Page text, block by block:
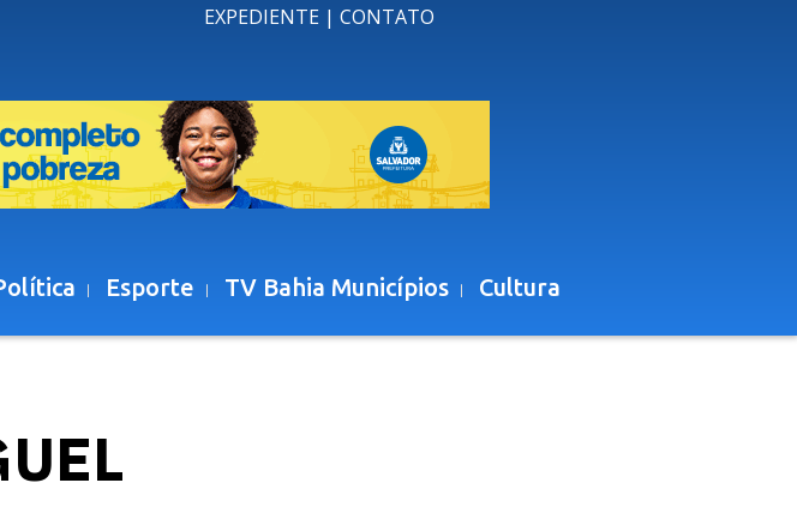
EXPEDIENTE | CONTATO
Esporte TV Bahia Municípios Cultura